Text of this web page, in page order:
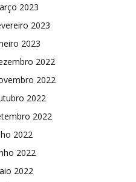
2023
2023
2023
2022
2022
2022
2022
2022
2022
2022